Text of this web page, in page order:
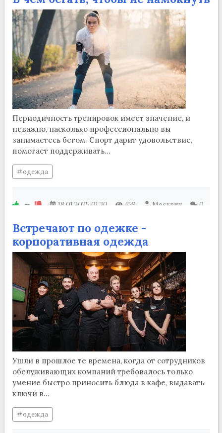
Периодичность тренировок имеет значение, и
неважно, насколько профессионально вы
занимаетесь бегом. Спорт дарит удовольствие,
помогает поддерживать...
одежда
— 18.01.2025 01:30 459 Москвич 0
Встречают по одежке -
корпоративная одежда
Ушли в прошлое те времена, когда от сотрудников
обслуживающих компаний требовалось только
умение быстро приносить блюда в кафе, выдавать
ключи в...
одежда